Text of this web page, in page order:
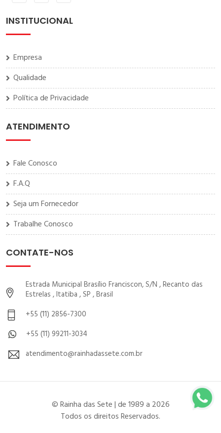
INSTITUCIONAL
Empresa
Qualidade
Política de Privacidade
ATENDIMENTO
Fale Conosco
F.A.Q
Seja um Fornecedor
Trabalhe Conosco
CONTATE-NOS
Estrada Municipal Brasílio Franciscon, S/N , Recanto das
Estrelas , Itatiba , SP , Brasil
+55 (11) 2856-7300
+55 (11) 99211-3034
atendimento@rainhadassete.com.br
© Rainha das Sete | de 1989 a 2026
Todos os direitos Reservados.